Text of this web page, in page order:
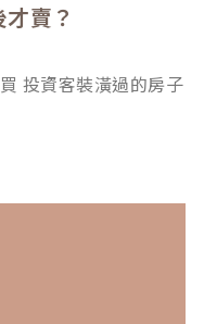
賣？
投資客裝潢過的房子